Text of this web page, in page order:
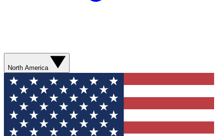
North America